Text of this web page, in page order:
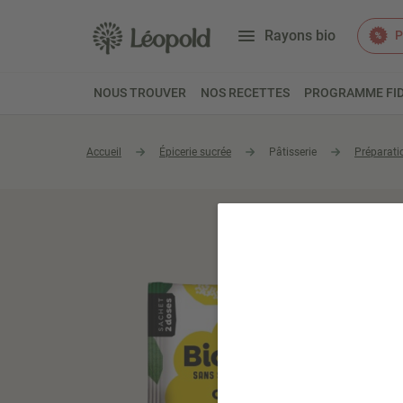
Rayons bio
NOUS TROUVER NOS RECETTES PROGRAMME
Accueil Épicerie sucrée Pâtisserie